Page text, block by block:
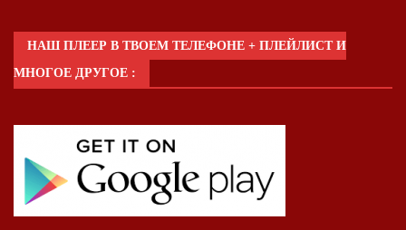
НАШ ПЛЕЕР В ТВОЕМ ТЕЛЕФОНЕ + ПЛЕЙЛИСТ И
МНОГОЕ ДРУГОЕ :